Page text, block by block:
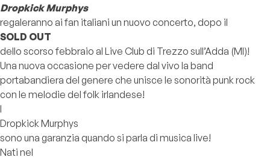
Dropkick Murphys
regaleranno ai fan italiani un nuovo concerto, dopo il
SOLD OUT
dello scorso febbraio al Live Club di Trezzo sull’Adda (MI)!
Una nuova occasione per vedere dal vivo la band
portabandiera del genere che unisce le sonorità punk rock
con le melodie del folk irlandese!
I
Dropkick Murphys
sono una garanzia quando si parla di musica live!
Nati nel